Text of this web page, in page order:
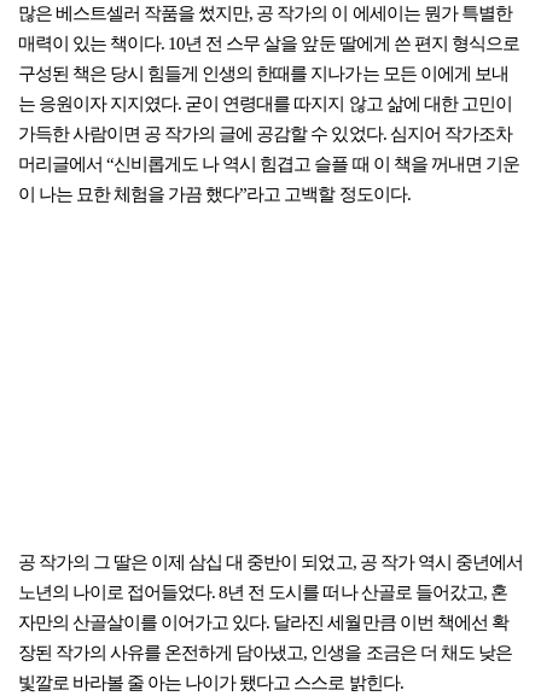
많은 베스트셀러 작품을 썼지만, 공 작가의 이 에세이는 뭔가 특별한
매력이 있는 책이다. 10년 전 스무 살을 앞둔 딸에게 쓴 편지 형식으로
구성된 책은 당시 힘들게 인생의 한때를 지나가는 모든 이에게 보내
는 응원이자 지지였다. 굳이 연령대를 따지지 않고 삶에 대한 고민이
가득한 사람이면 공 작가의 글에 공감할 수 있었다. 심지어 작가조차
머리글에서 “신비롭게도 나 역시 힘겹고 슬플 때 이 책을 꺼내면 기운
이 나는 묘한 체험을 가끔 했다”라고 고백할 정도이다.
공 작가의 그 딸은 이제 삼십 대 중반이 되었고, 공 작가 역시 중년에서
노년의 나이로 접어들었다. 8년 전 도시를 떠나 산골로 들어갔고, 혼
자만의 산골살이를 이어가고 있다. 달라진 세월만큼 이번 책에선 확
장된 작가의 사유를 온전하게 담아냈고, 인생을 조금은 더 채도 낮은
빛깔로 바라볼 줄 아는 나이가 됐다고 스스로 밝힌다.